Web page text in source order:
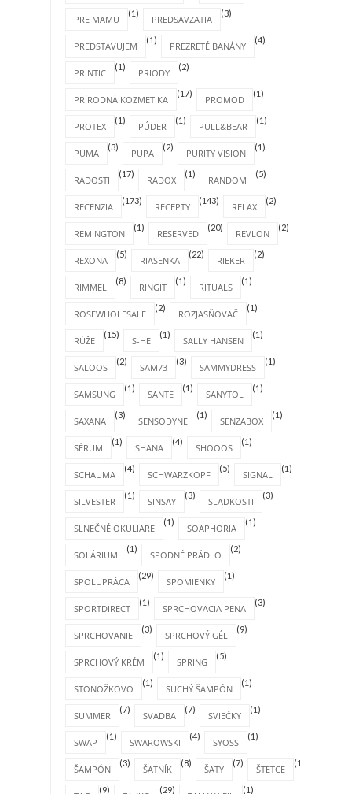
PRE MAMU
(1)
PREDSAVZATIA
(3)
PREDSTAVUJEM
(1)
PREZRETÉ BANÁNY
(4)
PRINTIC
(1)
PRIODY
(2)
PRÍRODNÁ KOZMETIKA
(17)
PROMOD
(1)
PROTEX
(1)
PÚDER
(1)
PULL&BEAR
(1)
PUMA
(3)
PUPA
(2)
PURITY VISION
(1)
RADOSTI
(17)
RADOX
(1)
RANDOM
(5)
RECENZIA
(173)
RECEPTY
(143)
RELAX
(2)
REMINGTON
(1)
RESERVED
(20)
REVLON
(2)
REXONA
(5)
RIASENKA
(22)
RIEKER
(2)
RIMMEL
(8)
RINGIT
(1)
RITUALS
(1)
ROSEWHOLESALE
(2)
ROZJASŇOVAČ
(1)
RÚŽE
(15)
S-HE
(1)
SALLY HANSEN
(1)
SALOOS
(2)
SAM73
(3)
SAMMYDRESS
(1)
SAMSUNG
(1)
SANTE
(1)
SANYTOL
(1)
SAXANA
(3)
SENSODYNE
(1)
SENZABOX
(1)
SÉRUM
(1)
SHANA
(4)
SHOOOS
(1)
SCHAUMA
(4)
SCHWARZKOPF
(5)
SIGNAL
(1)
SILVESTER
(1)
SINSAY
(3)
SLADKOSTI
(3)
SLNEČNÉ OKULIARE
(1)
SOAPHORIA
(1)
SOLÁRIUM
(1)
SPODNÉ PRÁDLO
(2)
SPOLUPRÁCA
(29)
SPOMIENKY
(1)
SPORTDIRECT
(1)
SPRCHOVACIA PENA
(3)
SPRCHOVANIE
(3)
SPRCHOVÝ GÉL
(9)
SPRCHOVÝ KRÉM
(1)
SPRING
(5)
STONOŽKOVO
(1)
SUCHÝ ŠAMPÓN
(1)
SUMMER
(7)
SVADBA
(7)
SVIEČKY
(1)
SWAP
(1)
SWAROWSKI
(4)
SYOSS
(1)
ŠAMPÓN
(3)
ŠATNÍK
(8)
ŠATY
(7)
ŠTETCE
(1)
(9) (29) (1)